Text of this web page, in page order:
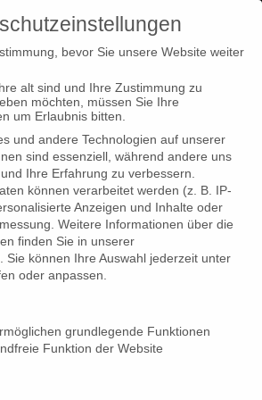
Praktikant/in Cross-Media
in Cross-Media
hat in den letzten 10 Jahre
und Dokumentarfilme für Kino
zwei Jahren entwickeln wir auch neue
eigens gegründete Cross-Media
bevor Sie unsere Website weiter
alt sind und Ihre Zustimmung zu
möchten, müssen Sie Ihre
um Erlaubnis bitten.
und andere Technologien auf unserer
sind essenziell, während andere uns
Ihre Erfahrung zu verbessern.
können verarbeitet werden (z. B. IP-
Anzeigen und Inhalte oder
Weitere Informationen über die
finden Sie in unserer
Sie können Ihre Auswahl jederzeit unter
oder anpassen.
grundlegende Funktionen
Funktion der Website